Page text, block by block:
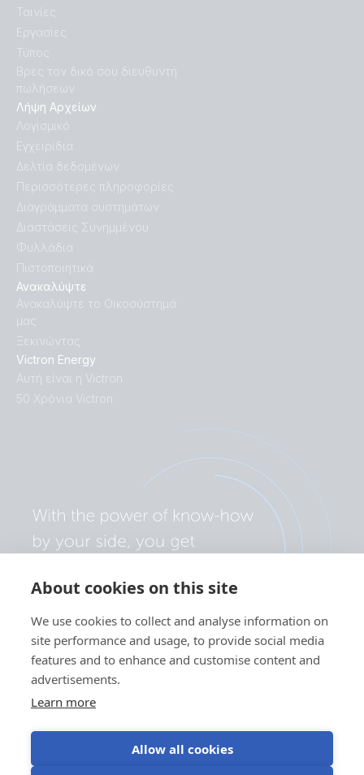
About cookies on this site
We use cookies to collect and analyse information on
site performance and usage, to provide social media
features and to enhance and customise content and
advertisements.
Learn more
Allow all cookies
Ανακαλύψτε
Ανακαλύψτε το Οικοσύστημά
μας
Ξεκινώντας
Victron Energy
Αυτή είναι η Victron
50 Χρόνια Victron
Λήψη Αρχείων
Λογισμικό
Εγχειρίδια
Δελτία δεδομένων
Περισσότερες πληροφορίες
Διαγράμματα συστημάτων
Διαστάσεις Συνημμένου
Φυλλάδια
Πιστοποιητικά
Ταινίες
Εργασίες
Τύπος
Βρες τον δικό σου διευθυντή
πωλήσεων